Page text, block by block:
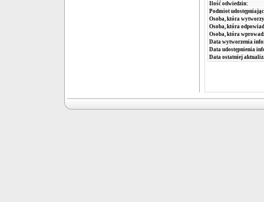
Ilość odwiedzin:
Podmiot
Osoba, która
Osoba, która
Osoba, która
Data wytworzenia
Data udostępnienia
Data ostatniej